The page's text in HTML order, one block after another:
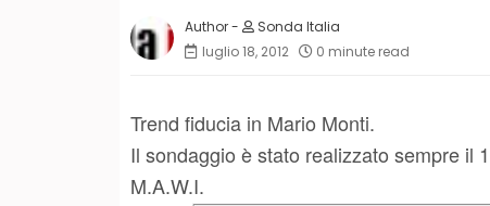
Sonda Italia
luglio 18, 2012
0 minute read
Trend fiducia in Mario Monti.
Il sondaggio è stato realizzato sempre il
M.A.W.I.